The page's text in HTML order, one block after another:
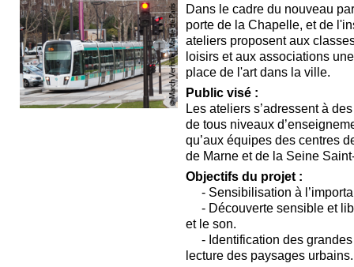
Dans le cadre du nouveau
porte de la Chapelle, et de
ateliers proposent aux
loisirs et aux associations
place de l'art dans la ville.
Public visé :
Les ateliers s’adressent à
de tous niveaux
qu’aux équipes des centres
de Marne et de la Seine
Objectifs du projet :
- Sensibilisation à
- Découverte sensible et
et le son.
- Identification des grandes
lecture des paysages urbains.